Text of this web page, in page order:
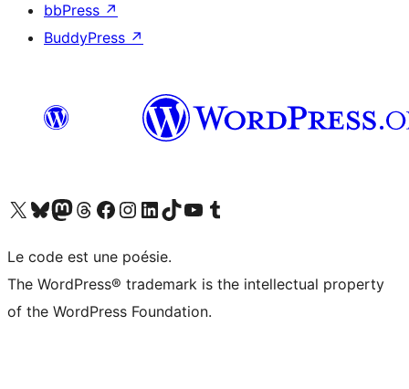
bbPress ↗
BuddyPress ↗
Visit our X (formerly Twitter) account
Visitez notre compte Bluesky
Visit our Mastodon account
Visitez notre compte Threads
Visit our Facebook page
Visit our Instagram account
Visit our LinkedIn account
Visitez notre compte TikTok
Visit our YouTube channel
Visitez notre compte Tumblr
Le code est une poésie.
The WordPress® trademark is the intellectual property
of the WordPress Foundation.